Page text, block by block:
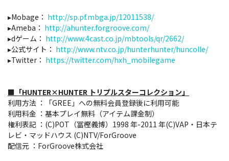
▸Mobage： http://sp.pf.mbga.jp/12011538/
▸Ameba： http://ahunter.forgroove.com/
▸dゲーム： http://www.4cast.co.jp/mbtools/qr/2662/
▸公式サイト： http://www.ntv.co.jp/hunterhunter/huncolle/
▸Twitter： https://twitter.com/hxh_mobilegame
■「HUNTER×HUNTER トリプルスターコレクション」
利用方法 ：「GREE」への無料会員登録後に利用可能
利用料金 ：基本プレイ無料（アイテム課金制）
権利表記 ：(C)POT（冨樫義博）1998 年-2011 年(C)VAP・日本テ
レビ・マッドハウス (C)NTV/ForGroove
配信元 ：ForGroove株式会社